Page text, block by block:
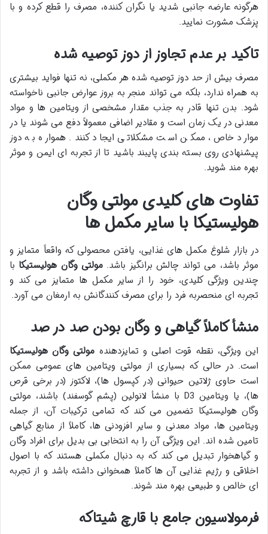
هرگونه عارضه جانبی شدید یا نگران کننده، مصرف را قطع کرده و با
پزشک مشورت نمایید.
تاکید بر عدم تجاوز از دوز توصیه شده
مصرف بیش از حد دوز توصیه شده هر مکملی، نه تنها فواید بیشتری
به همراه ندارد، بلکه می تواند منجر به بروز عوارض جانبی ناخواسته
شود. بدن تنها قادر به جذب مقدار مشخصی از ویتامین ها و مواد
معدنی در یک زمان است و مقادیر اضافی معمولاً دفع می شوند یا در
موارد خاص، ممکن است مشکلاتی ایجاد کنند. همواره به دوز
پیشنهادی روی بسته بندی پایبند باشید تا از تجربه ای ایمن و موثر
بهره مند شوید.
تفاوت های کلیدی مولتی وگان
هولیستیکا با سایر مکمل ها
در بازار شلوغ مکمل های غذایی، یافتن محصولی که واقعاً متمایز و
موثر باشد، می تواند چالش برانگیز باشد.مولتی وگان هولیستیکا با
چندین ویژگی کلیدی، خود را از سایر مکمل ها متمایز می کند و
تجربه ای منحصربه فرد را برای مصرف کنندگانش به ارمغان می آورد.
منشأ کاملاً گیاهی و وگان بودن صد در صد
این ویژگی، نقطه قوت اصلی و تمایزدهنده مولتی وگان هولیستیکا
است. در حالی که بسیاری از مولتی ویتامین های عمومی ممکن
است حاوی ژلاتین حیوانی (در کپسول ها)، لاکتوز (در برخی قرص
ها)، یا ویتامین D3 با منشأ لانولین (پشم گوسفند) باشند، مولتی
وگان هولیستیکا تضمین می کند که تمامی ترکیبات آن، از جمله
ویتامین ها، مواد معدنی و سایر افزودنی ها، کاملاً از منابع گیاهی
تامین شده اند. این ویژگی آن را به انتخابی بی بدیل برای افراد وگان
و گیاهخوار تبدیل می کند که به دنبال مکملی هستند که با اصول
اخلاقی و رژیم غذایی آن ها کاملاً همخوانی داشته باشد و از تجربه
ای خالص و طبیعی بهره مند شوند.
فرمولاسیون جامع با قارچ شیتاکه